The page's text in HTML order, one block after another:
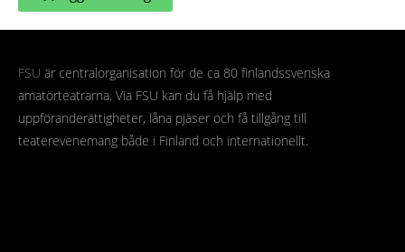
FSU är centralorganisation för de ca 80 finlandssvenska
amatörteatrarna. Via FSU kan du få hjälp med
uppföranderättigheter, låna pjäser och få tillgång till
teaterevenemang både i Finland och internationellt.